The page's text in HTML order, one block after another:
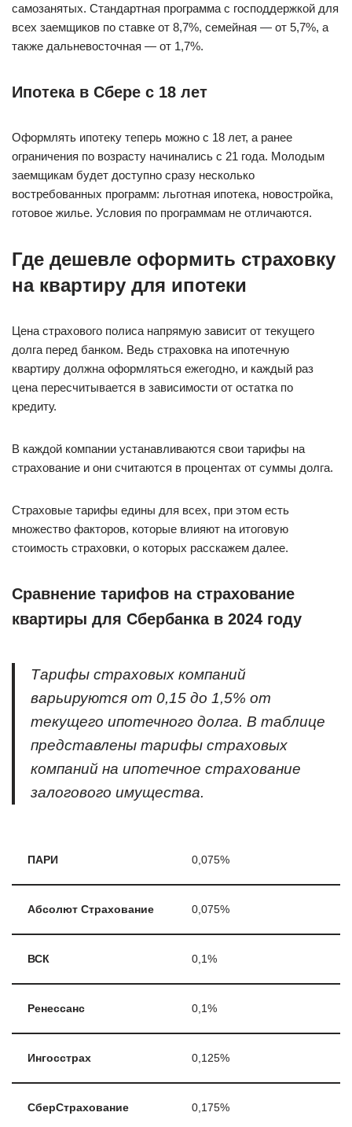
самозанятых. Стандартная программа с господдержкой для
всех заемщиков по ставке от 8,7%, семейная — от 5,7%, а
также дальневосточная — от 1,7%.
Ипотека в Сбере с 18 лет
Оформлять ипотеку теперь можно с 18 лет, а ранее
ограничения по возрасту начинались с 21 года. Молодым
заемщикам будет доступно сразу несколько
востребованных программ: льготная ипотека, новостройка,
готовое жилье. Условия по программам не отличаются.
Где дешевле оформить страховку
на квартиру для ипотеки
Цена страхового полиса напрямую зависит от текущего
долга перед банком. Ведь страховка на ипотечную
квартиру должна оформляться ежегодно, и каждый раз
цена пересчитывается в зависимости от остатка по
кредиту.
В каждой компании устанавливаются свои тарифы на
страхование и они считаются в процентах от суммы долга.
Страховые тарифы едины для всех, при этом есть
множество факторов, которые влияют на итоговую
стоимость страховки, о которых расскажем далее.
Сравнение тарифов на страхование
квартиры для Сбербанка в 2024 году
Тарифы страховых компаний
варьируются от 0,15 до 1,5% от
текущего ипотечного долга. В таблице
представлены тарифы страховых
компаний на ипотечное страхование
залогового имущества.
ПАРИ 0,075%
Абсолют Страхование 0,075%
ВСК 0,1%
Ренессанс 0,1%
Ингосстрах 0,125%
СберСтрахование 0,175%